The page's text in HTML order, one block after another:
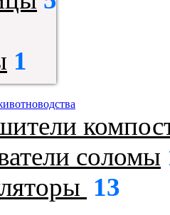
1
соломы
13